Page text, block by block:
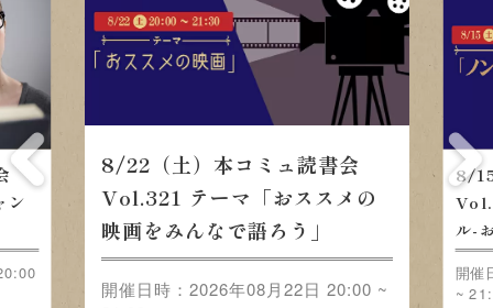
ン
8/22（土）本コミュ読書会
Vol.321 テーマ「おススメの
映画をみんなで語ろう」
開催日時：2026年08月22日 20:00 ~
8/
ル-
開催
~